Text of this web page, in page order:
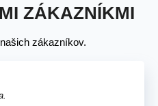
ZÁKAZNÍKMI
zákazníkov.